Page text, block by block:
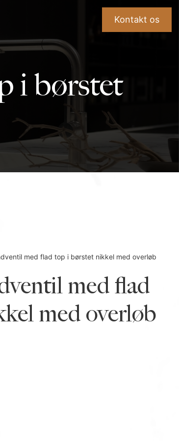
Kontakt os
i børstet
med flad top i børstet nikkel med overløb
med flad
med overløb